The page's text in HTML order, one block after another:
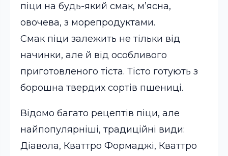
піци на будь-який смак, м’ясна,
овочева, з морепродуктами.
Смак піци залежить не тільки від
начинки, але й від особливого
приготовленого тіста. Тісто готують з
борошна твердих сортів пшениці.
Відомо багато рецептів піци, але
найпопулярніші, традиційні види:
Діавола, Кваттро Формаджі, Кваттро